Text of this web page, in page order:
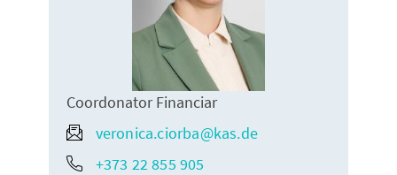
Coordonator Financiar
veronica.ciorba@kas.de
+373 22 855 905